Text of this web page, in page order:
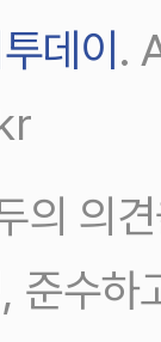
데이 .
의 의
준수하